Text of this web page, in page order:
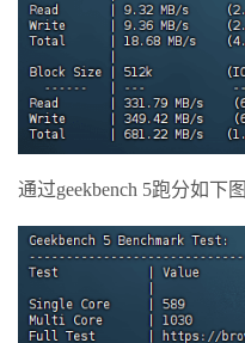
通过geekbench 5跑分如下图